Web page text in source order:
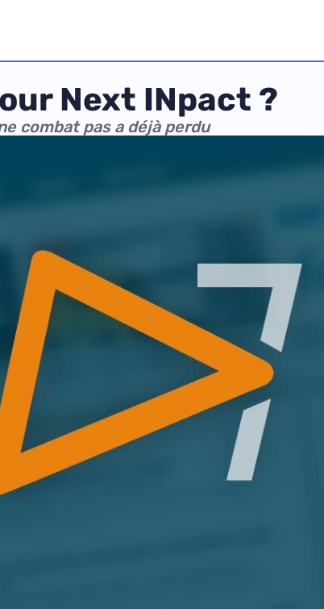
Next INpact ?
combat pas a déjà perdu